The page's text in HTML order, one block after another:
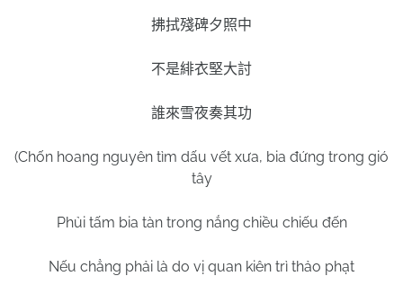
拂拭殘碑夕照中
不是緋衣堅大討
誰來雪夜奏其功
(Chốn hoang nguyên tìm dấu vết xưa, bia đứng trong gió
tây
Phủi tấm bia tàn trong nắng chiều chiếu đến
Nếu chẳng phải là do vị quan kiên trì thảo phạt